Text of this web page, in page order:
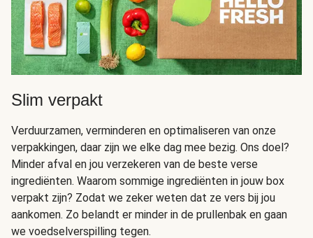
Slim verpakt
Verduurzamen, verminderen en optimaliseren van onze
verpakkingen, daar zijn we elke dag mee bezig. Ons doel?
Minder afval en jou verzekeren van de beste verse
ingrediënten. Waarom sommige ingrediënten in jouw box
verpakt zijn? Zodat we zeker weten dat ze vers bij jou
aankomen. Zo belandt er minder in de prullenbak en gaan
we voedselverspilling tegen.